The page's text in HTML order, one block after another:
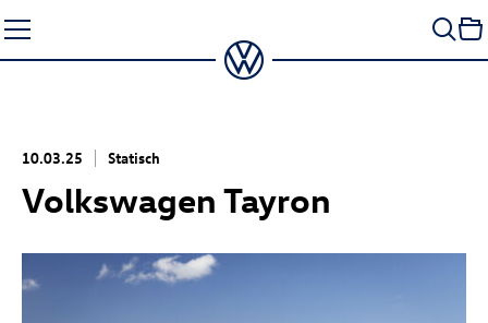
Seiteninhalt
springen
10.03.25 Statisch
Volkswagen Tayron